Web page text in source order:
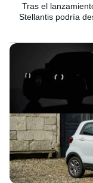
Tras el
Stellantis podría